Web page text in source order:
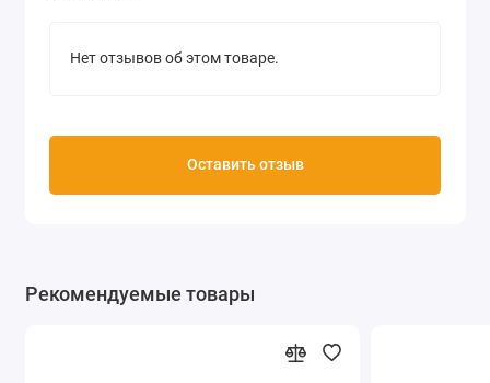
Нет отзывов об этом товаре.
Оставить отзыв
Рекомендуемые товары